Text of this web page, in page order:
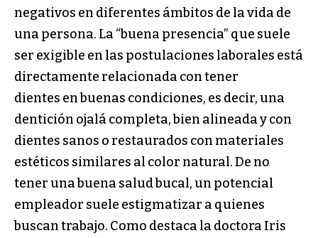
negativos en diferentes ámbitos de la vida de
una persona. La “buena presencia” que suele
ser exigible en las postulaciones laborales está
directamente relacionada con tener
dientes en buenas condiciones, es decir, una
dentición ojalá completa, bien alineada y con
dientes sanos o restaurados con materiales
estéticos similares al color natural. De no
tener una buena salud bucal, un potencial
empleador suele estigmatizar a quienes
buscan trabajo. Como destaca la doctora Iris